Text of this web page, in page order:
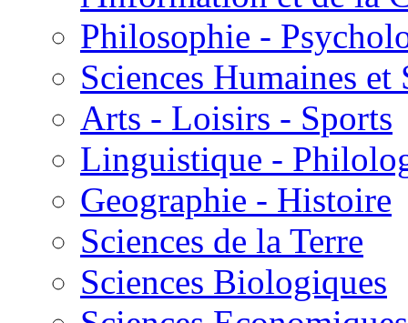
Philosophie -
Sciences Humaines et
Arts - Loisirs - Sports
Linguistique -
Geographie - Histoire
Sciences de la Terre
Sciences Biologiques